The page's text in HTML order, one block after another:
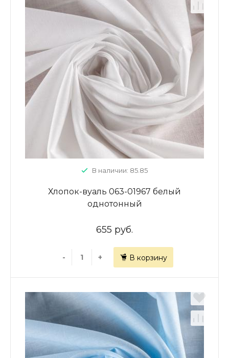
В наличии: 85.85
Хлопок-вуаль 063-01967 белый
однотонный
655 руб.
- + В корзину